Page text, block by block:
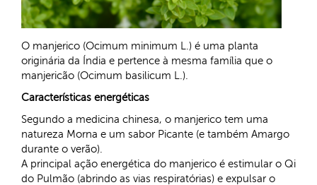
O manjerico (Ocimum minimum L.) é uma planta
originária da Índia e pertence à mesma família que o
manjericão (Ocimum basilicum L.).
Características energéticas
Segundo a medicina chinesa, o manjerico tem uma
natureza Morna e um sabor Picante (e também Amargo
durante o verão).
A principal ação energética do manjerico é estimular o Qi
do Pulmão (abrindo as vias respiratórias) e expulsar o